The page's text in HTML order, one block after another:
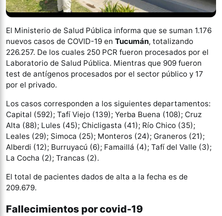
El Ministerio de Salud Pública informa que se suman 1.176
nuevos casos de COVID-19 en Tucumán, totalizando
226.257. De los cuales 250 PCR fueron procesados por el
Laboratorio de Salud Pública. Mientras que 909 fueron
test de antígenos procesados por el sector público y 17
por el privado.
Los casos corresponden a los siguientes departamentos:
Capital (592); Tafí Viejo (139); Yerba Buena (108); Cruz
Alta (88); Lules (45); Chicligasta (41); Río Chico (35);
Leales (29); Simoca (25); Monteros (24); Graneros (21);
Alberdi (12); Burruyacú (6); Famaillá (4); Tafí del Valle (3);
La Cocha (2); Trancas (2).
El total de pacientes dados de alta a la fecha es de
209.679.
Fallecimientos por covid-19